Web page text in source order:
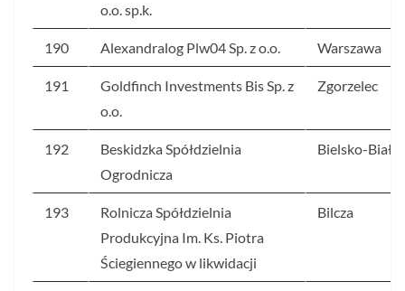
o.o. sp.k.
190 Alexandralog Plw04 Sp. z o.o. Warszawa
191
Goldfinch Investments Bis Sp. z
o.o.
Zgorzelec
192
Beskidzka Spółdzielnia
Ogrodnicza
Bielsko-Biała
193
Rolnicza Spółdzielnia
Produkcyjna Im. Ks. Piotra
Ściegiennego w likwidacji
Bilcza